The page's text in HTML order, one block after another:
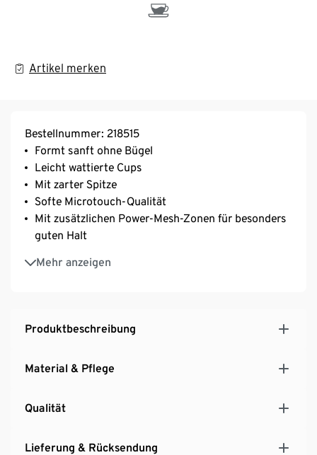
Artikel merken
Bestellnummer: 218515
Formt sanft ohne Bügel
Leicht wattierte Cups
Mit zarter Spitze
Softe Microtouch-Qualität
Mit zusätzlichen Power-Mesh-Zonen für besonders
guten Halt
Mehr anzeigen
Mit hochwertigem Markenelasthan für
Langlebigkeit und hohe Waschbeständigkeit
Produktbeschreibung
Material & Pflege
Qualität
Lieferung & Rücksendung